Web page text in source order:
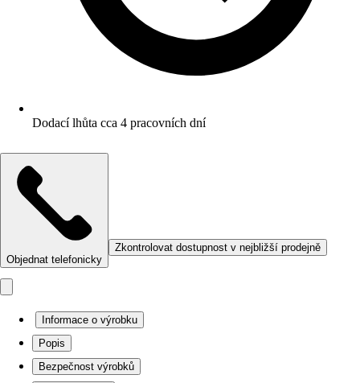
Dodací lhůta cca 4 pracovních dní
Objednat telefonicky
Zkontrolovat dostupnost v nejbližší prodejně
Informace o výrobku
Popis
Bezpečnost výrobků